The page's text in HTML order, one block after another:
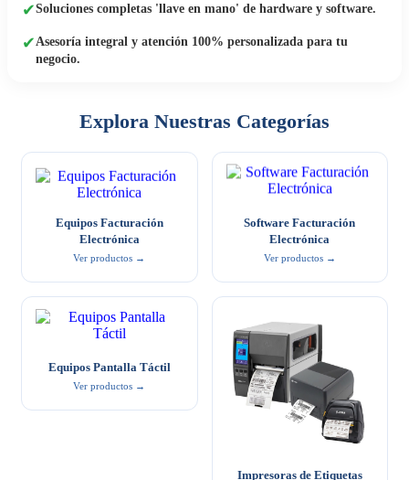
✔Soluciones completas 'llave en mano' de hardware y software.
✔Asesoría integral y atención 100% personalizada para tu
negocio.
Explora Nuestras Categorías
Equipos Facturación
Electrónica
Ver productos →
Software Facturación
Electrónica
Ver productos →
Equipos Pantalla Táctil
Ver productos →
Impresoras de Etiquetas